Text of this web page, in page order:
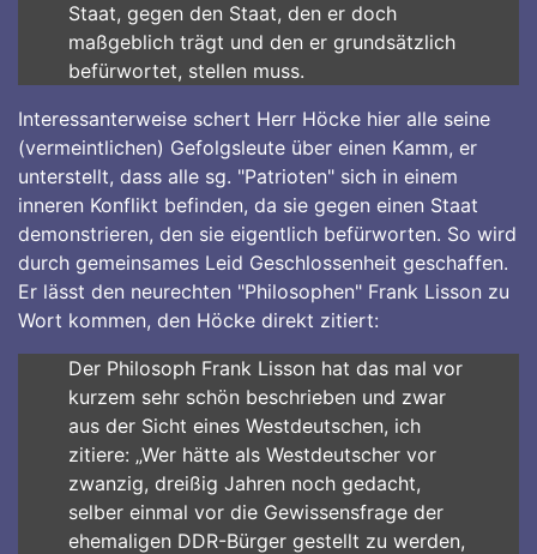
Staat, gegen den Staat, den er doch
maßgeblich trägt und den er grundsätzlich
befürwortet, stellen muss.
Interessanterweise schert Herr Höcke hier alle seine
(vermeintlichen) Gefolgsleute über einen Kamm, er
unterstellt, dass alle sg. "Patrioten" sich in einem
inneren Konflikt befinden, da sie gegen einen Staat
demonstrieren, den sie eigentlich befürworten. So wird
durch gemeinsames Leid Geschlossenheit geschaffen.
Er lässt den neurechten "Philosophen" Frank Lisson zu
Wort kommen, den Höcke direkt zitiert:
Der Philosoph Frank Lisson hat das mal vor
kurzem sehr schön beschrieben und zwar
aus der Sicht eines Westdeutschen, ich
zitiere: „Wer hätte als Westdeutscher vor
zwanzig, dreißig Jahren noch gedacht,
selber einmal vor die Gewissensfrage der
ehemaligen DDR-Bürger gestellt zu werden,